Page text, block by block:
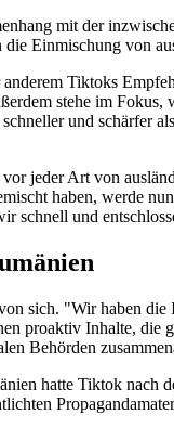
mit der
Einmischung von
Tiktoks
stehe im
und schärfer
jeder Art von
haben, werde
schnell und
sich. "Wir haben
proaktiv Inhalte,
Behörden
hatte Tiktok nach